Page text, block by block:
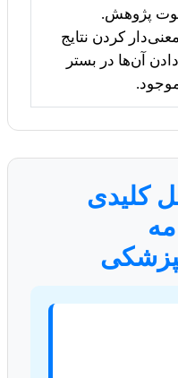
پژوهش.
کردن نتایج
آن‌ها در بستر
کلیدی